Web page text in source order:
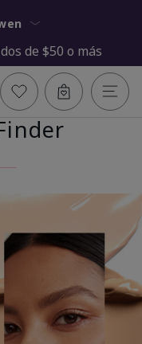
Bowen
de $50 o más